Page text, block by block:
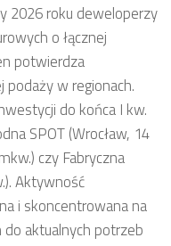
2026 roku deweloperzy
o łącznej
potwierdza
podaży w regionach.
do końca I kw.
SPOT (Wrocław, 14
czy Fabryczna
Aktywność
i skoncentrowana na
aktualnych potrzeb